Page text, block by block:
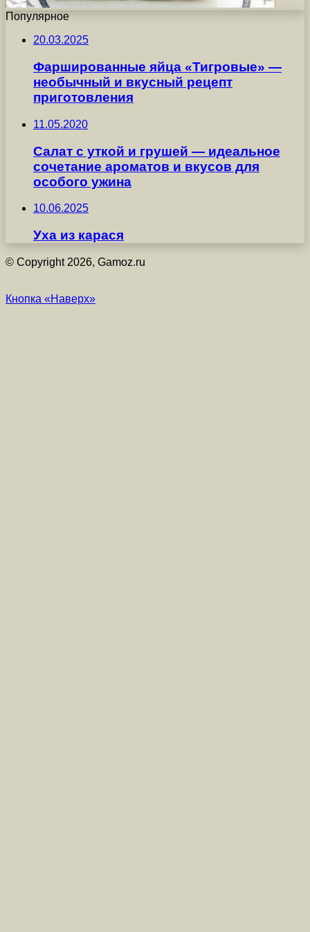
Популярное
20.03.2025
Фаршированные яйца «Тигровые» —
необычный и вкусный рецепт
приготовления
11.05.2020
Салат с уткой и грушей — идеальное
сочетание ароматов и вкусов для
особого ужина
10.06.2025
Уха из карася
© Copyright 2026, Gamoz.ru
Кнопка «Наверх»